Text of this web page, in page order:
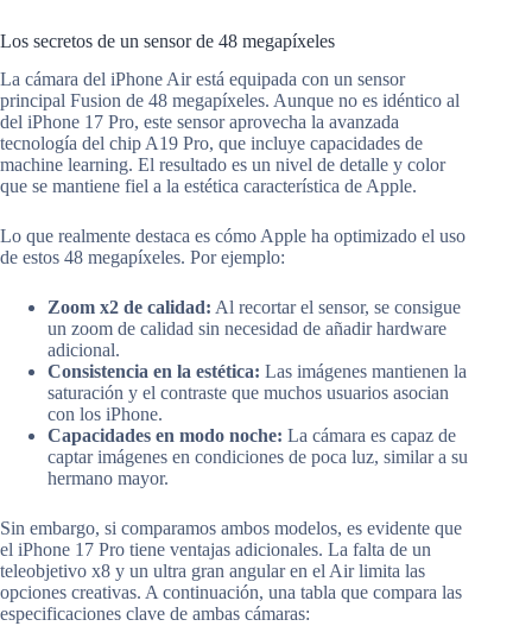
Los secretos de un sensor de 48 megapíxeles
La cámara del iPhone Air está equipada con un sensor
principal Fusion de 48 megapíxeles. Aunque no es idéntico al
del iPhone 17 Pro, este sensor aprovecha la avanzada
tecnología del chip A19 Pro, que incluye capacidades de
machine learning. El resultado es un nivel de detalle y color
que se mantiene fiel a la estética característica de Apple.
Lo que realmente destaca es cómo Apple ha optimizado el uso
de estos 48 megapíxeles. Por ejemplo:
Zoom x2 de calidad: Al recortar el sensor, se consigue
un zoom de calidad sin necesidad de añadir hardware
adicional.
Consistencia en la estética: Las imágenes mantienen la
saturación y el contraste que muchos usuarios asocian
con los iPhone.
Capacidades en modo noche: La cámara es capaz de
captar imágenes en condiciones de poca luz, similar a su
hermano mayor.
Sin embargo, si comparamos ambos modelos, es evidente que
el iPhone 17 Pro tiene ventajas adicionales. La falta de un
teleobjetivo x8 y un ultra gran angular en el Air limita las
opciones creativas. A continuación, una tabla que compara las
especificaciones clave de ambas cámaras: